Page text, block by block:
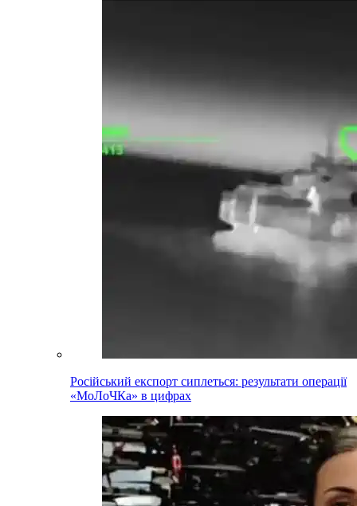
Російський експорт сиплеться: результати операції
«МоЛоЧКа» в цифрах